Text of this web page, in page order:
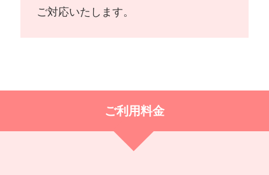
ご対応いたします。
ご利用料金